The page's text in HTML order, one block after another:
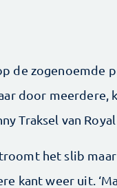
de
door meerdere,
Traksel van Royal
het slib
kant weer uit.